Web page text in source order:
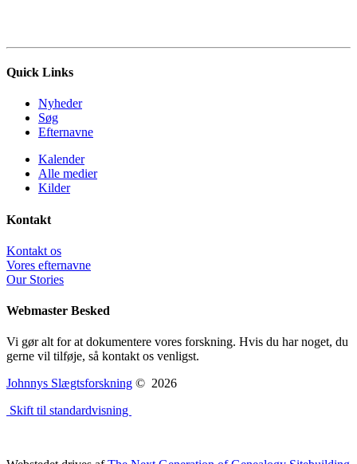
Quick Links
Nyheder
Søg
Efternavne
Kalender
Alle medier
Kilder
Kontakt
Kontakt os
Vores efternavne
Our Stories
Webmaster Besked
Vi gør alt for at dokumentere vores forskning. Hvis du har noget, du
gerne vil tilføje, så kontakt os venligst.
Johnnys Slægtsforskning © 2026
Skift til standardvisning